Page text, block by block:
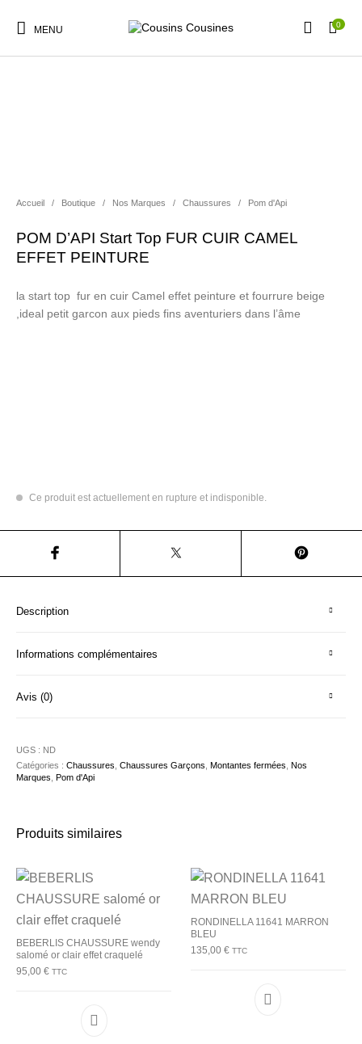
MENU 0
Accueil / Boutique / Nos Marques / Chaussures / Pom d'Api
POM D’API Start Top FUR CUIR CAMEL
EFFET PEINTURE
la start top fur en cuir Camel effet peinture et fourrure beige
,ideal petit garcon aux pieds fins aventuriers dans l’âme
Ce produit est actuellement en rupture et indisponible.
Description
Informations complémentaires
Avis (0)
UGS : ND
Catégories :Chaussures ,Chaussures Garçons ,Montantes fermées ,Nos
Marques ,Pom d'Api
Produits similaires
BEBERLIS CHAUSSURE wendy
salomé or clair effet craquelé
95,00€ TTC
Ce produit a plusieurs variations. Les options
RONDINELLA 11641 MARRON
BLEU
135,00 € TTC
Ce produit a